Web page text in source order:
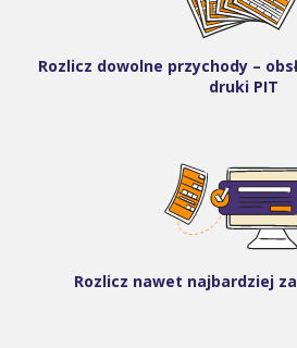
Rozlicz dowolne przychody –
druki PIT
Rozlicz nawet najbardziej